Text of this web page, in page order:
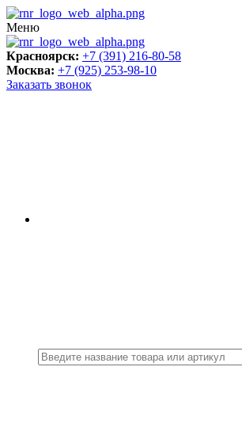
Меню
Красноярск: +7 (391) 216-80-58
Москва: +7 (925) 253-98-10
Заказать звонок